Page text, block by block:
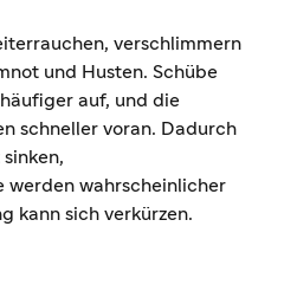
verschlimmern
und Husten. Schübe
auf, und die
schneller voran. Dadurch
werden wahrscheinlicher
kann sich verkürzen.